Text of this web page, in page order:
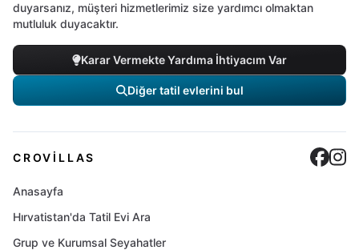
duyarsanız, müşteri hizmetlerimiz size yardımcı olmaktan
mutluluk duyacaktır.
Karar Vermekte Yardıma İhtiyacım Var
Diğer tatil evlerini bul
CROVILLAS
Anasayfa
Hırvatistan'da Tatil Evi Ara
Grup ve Kurumsal Seyahatler